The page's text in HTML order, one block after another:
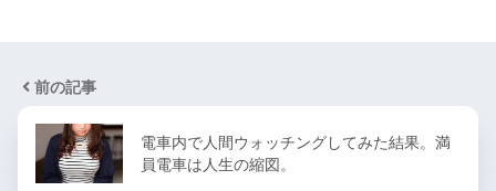
前の記事
電車内で人間ウォッチングしてみた結果。満
員電車は人生の縮図。